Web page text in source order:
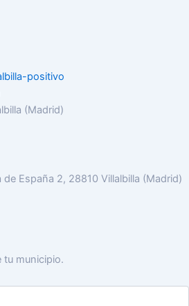
(Madrid)
España 2, 28810 Villalbilla (Madrid)
tu municipio.